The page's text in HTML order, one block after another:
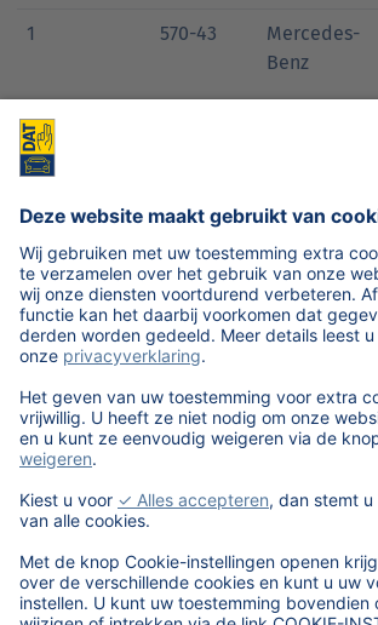
1 570-43
Mercedes-
Benz
1
1 710-60 Porsche
1 790-33 Seat